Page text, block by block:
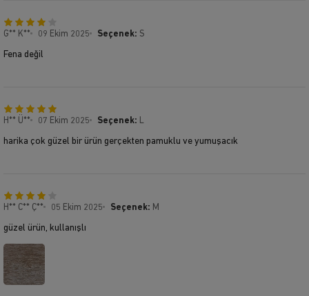
G** K** 09 Ekim 2025 Seçenek: S
Fena değil
H** Ü** 07 Ekim 2025 Seçenek: L
harika çok güzel bir ürün gerçekten pamuklu ve yumuşacık
H** C** Ç** 05 Ekim 2025 Seçenek: M
güzel ürün, kullanışlı